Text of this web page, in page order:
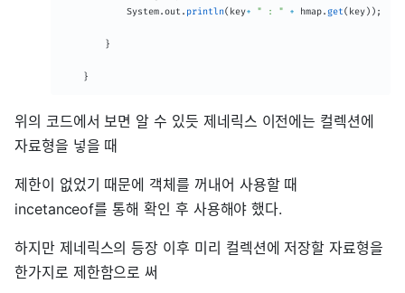
System.out . println( key+ " : " + hmap.get( key) ) ;
}
}
위의 코드에서 보면 알 수 있듯 제네릭스 이전에는 컬렉션에
자료형을 넣을 때
제한이 없었기 때문에 객체를 꺼내어 사용할 때
incetanceof를 통해 확인 후 사용해야 했다.
하지만 제네릭스의 등장 이후 미리 컬렉션에 저장할 자료형을
한가지로 제한함으로 써